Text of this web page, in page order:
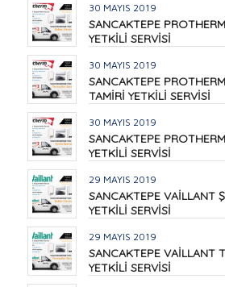
30 MAYIS 2019
SANCAKTEPE
YETKİLİ SERVİSİ
30 MAYIS 2019
SANCAKTEPE
TAMİRİ YETKİLİ SERVİSİ
30 MAYIS 2019
SANCAKTEPE
YETKİLİ SERVİSİ
29 MAYIS 2019
SANCAKTEPE VAİLLANT
YETKİLİ SERVİSİ
29 MAYIS 2019
SANCAKTEPE VAİLLANT
YETKİLİ SERVİSİ